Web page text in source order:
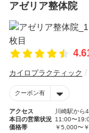
アゼリア整体院
カイロプラクティック
クーポン有
アクセス
川崎駅から
本日の営業状況 11:00〜
価格帯
￥5,000〜